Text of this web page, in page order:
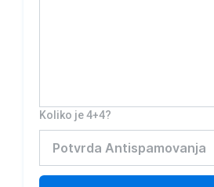
Koliko je 4+4?